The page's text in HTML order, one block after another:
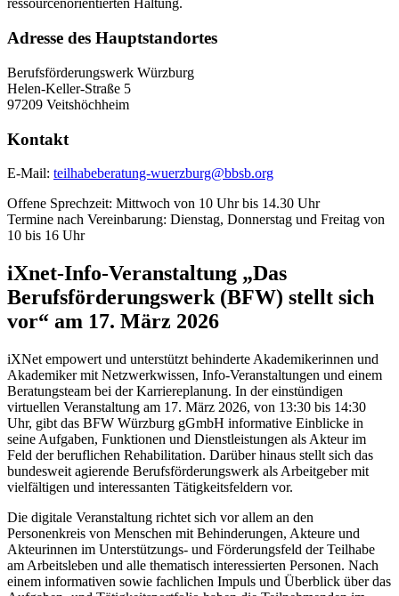
ressourcenorientierten Haltung.
Adresse des Hauptstandortes
Berufsförderungswerk Würzburg
Helen-Keller-Straße 5
97209 Veitshöchheim
Kontakt
E-Mail: teilhabeberatung-wuerzburg@bbsb.org
Offene Sprechzeit: Mittwoch von 10 Uhr bis 14.30 Uhr
Termine nach Vereinbarung: Dienstag, Donnerstag und Freitag von
10 bis 16 Uhr
iXnet-Info-Veranstaltung „Das
Berufsförderungswerk (BFW) stellt sich
vor“ am 17. März 2026
iXNet empowert und unterstützt behinderte Akademikerinnen und
Akademiker mit Netzwerkwissen, Info-Veranstaltungen und einem
Beratungsteam bei der Karriereplanung. In der einstündigen
virtuellen Veranstaltung am 17. März 2026, von 13:30 bis 14:30
Uhr, gibt das BFW Würzburg gGmbH informative Einblicke in
seine Aufgaben, Funktionen und Dienstleistungen als Akteur im
Feld der beruflichen Rehabilitation. Darüber hinaus stellt sich das
bundesweit agierende Berufsförderungswerk als Arbeitgeber mit
vielfältigen und interessanten Tätigkeitsfeldern vor.
Die digitale Veranstaltung richtet sich vor allem an den
Personenkreis von Menschen mit Behinderungen, Akteure und
Akteurinnen im Unterstützungs- und Förderungsfeld der Teilhabe
am Arbeitsleben und alle thematisch interessierten Personen. Nach
einem informativen sowie fachlichen Impuls und Überblick über das